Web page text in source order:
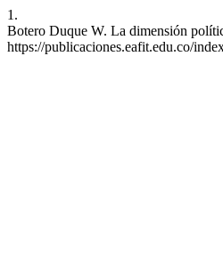
1.
Botero Duque W. La dimensión
https://publicaciones.eafit.edu.co/